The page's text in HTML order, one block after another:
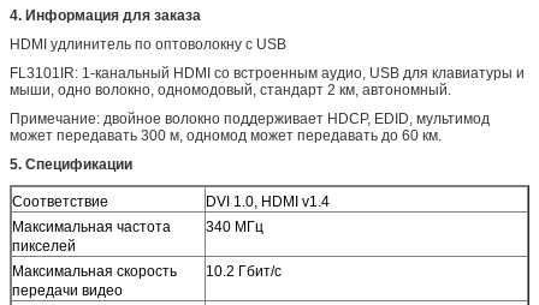
4. Информация для заказа
HDMI удлинитель по оптоволокну с USB
FL3101IR: 1-канальный HDMI со встроенным аудио, USB для клавиатуры и
мыши, одно волокно, одномодовый, стандарт 2 км, автономный.
Примечание: двойное волокно поддерживает HDCP, EDID, мультимод
может передавать 300 м, одномод может передавать до 60 км.
5. Спецификации
Соответствие
DVI 1.0, HDMI v1.4
Максимальная частота
пикселей
340 МГц
Максимальная скорость
передачи видео
10.2 Гбит/с